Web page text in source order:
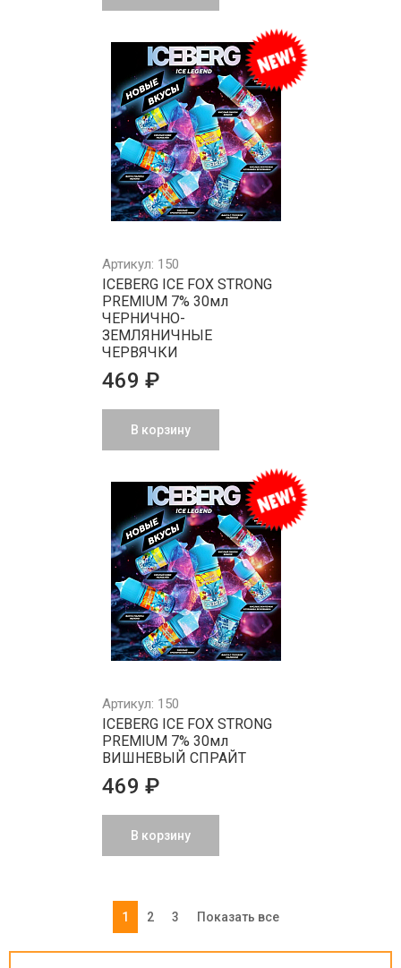
Артикул: 150
ICEBERG ICE FOX STRONG
PREMIUM 7% 30мл
ЧЕРНИЧНО-
ЗЕМЛЯНИЧНЫЕ
ЧЕРВЯЧКИ
469 ₽
В корзину
Артикул: 150
ICEBERG ICE FOX STRONG
PREMIUM 7% 30мл
ВИШНЕВЫЙ СПРАЙТ
469 ₽
В корзину
1 2 3 Показать все